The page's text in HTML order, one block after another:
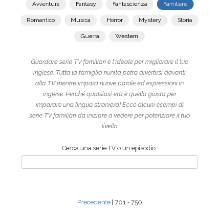
Avventura Fantasy Fantascienza Familiare
Romantico Musica Horror Mystery Storia
Guerra Western
Guardare serie TV familiari è l'ideale per migliorare il tuo
inglese. Tutta la famiglia riunita potrà divertirsi davanti
alla TV mentre impara nuove parole ed espressioni in
inglese. Perché qualsiasi età è quella giusta per
imparare una lingua straniera! Ecco alcuni esempi di
serie TV familiari da iniziare a vedere per potenziare il tuo
livello.
Cerca una serie TV o un episodio:
Precedente| 701 - 750